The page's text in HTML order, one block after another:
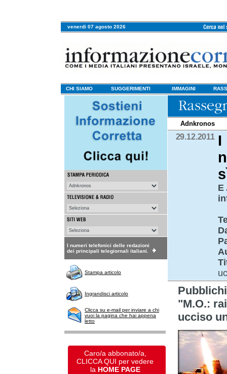
venerdi 07 agosto 2026
CHI SIAMO SUGGERIMENTI IMMAGINI
I numeri telefonici delle redazioni
dei principali telegiornali italiani.
Stampa articolo
Ingrandisci articolo
Clicca su e-mail per inviare a chi
vuoi la pagina che hai appena
letto
Caro/a abbonato/a,
CLICCA QUI per vedere
la HOME PAGE
Adnkronos
29.12.2011 I
E
"M.O.:
ucciso